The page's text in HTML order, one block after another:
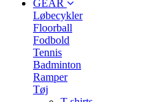
GEAR
Løbecykler
Floorball
Fodbold
Tennis
Badminton
Ramper
Tøj